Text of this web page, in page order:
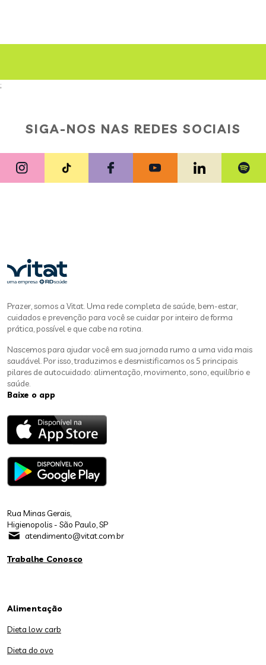
;
SIGA-NOS NAS REDES SOCIAIS
Prazer, somos a Vitat. Uma rede completa de saúde, bem-estar,
cuidados e prevenção para você se cuidar por inteiro de forma
prática, possível e que cabe na rotina.
Nascemos para ajudar você em sua jornada rumo a uma vida mais
saudável. Por isso, traduzimos e desmistificamos os 5 principais
pilares de autocuidado: alimentação, movimento, sono, equilíbrio e
saúde.
Baixe o app
Rua Minas Gerais,
Higienopolis - São Paulo, SP
atendimento@vitat.com.br
Trabalhe Conosco
Alimentação
Dieta low carb
Dieta do ovo